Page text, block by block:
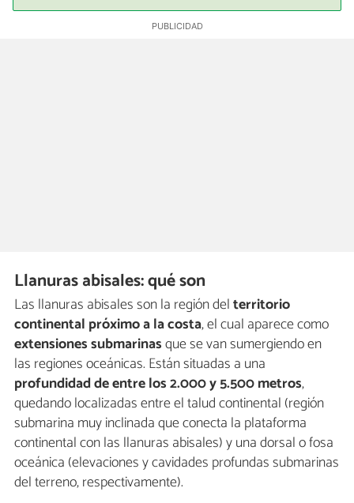
Llanuras abisales: qué son
Las llanuras abisales son la región delterritorio
continental próximo a la costa, el cual aparece como
extensiones submarinasque se van sumergiendo en
las regiones oceánicas. Están situadas a una
profundidad de entre los 2.000 y 5.500 metros,
quedando localizadas entre el talud continental (región
submarina muy inclinada que conecta la plataforma
continental con las llanuras abisales) y una dorsal o fosa
oceánica (elevaciones y cavidades profundas submarinas
del terreno, respectivamente).